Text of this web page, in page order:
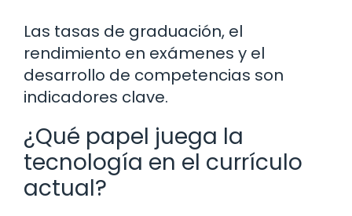
Las tasas de graduación, el
rendimiento en exámenes y el
desarrollo de competencias son
indicadores clave.
¿Qué papel juega la
tecnología en el currículo
actual?